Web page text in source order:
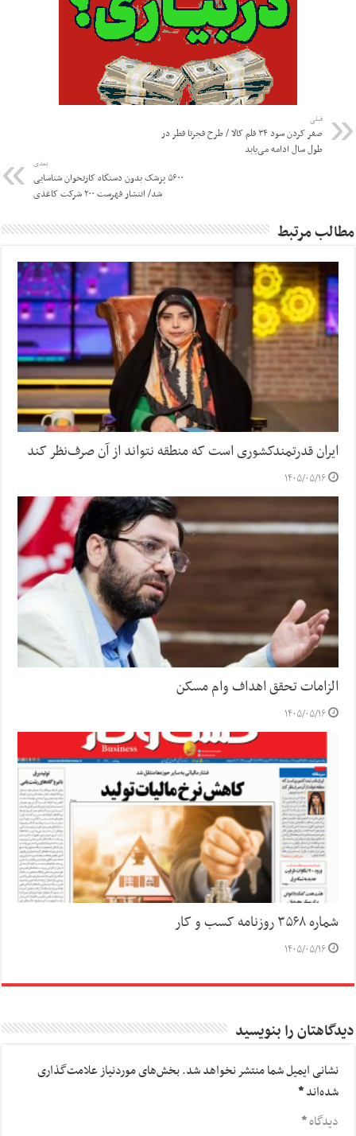
قبلی
صفر کردن سود ۳۴ قلم کالا / طرح فجرتا فطر در
طول سال ادامه می‌یابد
بعدی
۵۶۰۰ پزشک بدون دستگاه کارتخوان شناسایی
شد/ انتشار فهرست ۲۰۰ شرکت کاغذی
مطالب مرتبط
ایران قدرتمندکشوری است که منطقه نتواند از آن صرف‌نظر کند
۱۴۰۵/۰۵/۱۶
الزامات تحقق اهداف وام مسکن
۱۴۰۵/۰۵/۱۶
شماره ۳۵۶۸ روزنامه کسب و کار
۱۴۰۵/۰۵/۱۶
دیدگاهتان را بنویسید
نشانی ایمیل شما منتشر نخواهد شد.بخش‌های موردنیاز علامت‌گذاری
شده‌اند*
دیدگاه*